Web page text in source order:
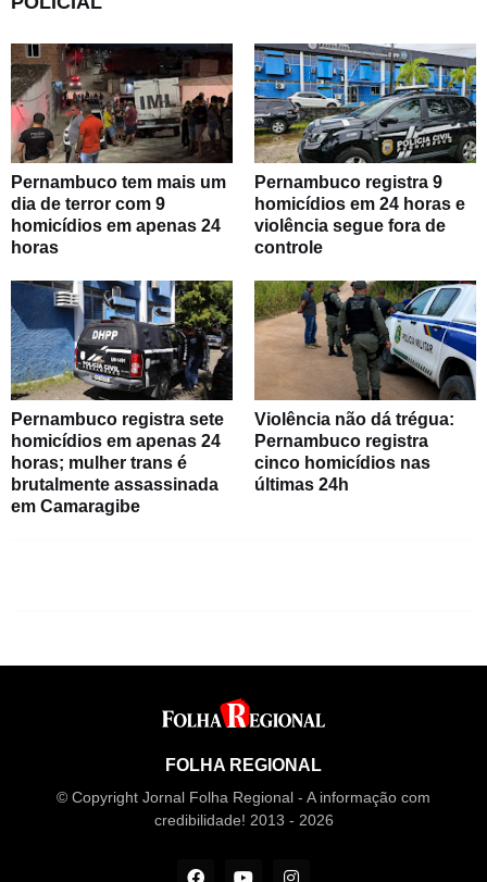
Pernambuco tem mais um
dia de terror com 9
homicídios em apenas 24
horas
Pernambuco registra 9
homicídios em 24 horas e
violência segue fora de
controle
Pernambuco registra sete
homicídios em apenas 24
horas; mulher trans é
brutalmente assassinada
em Camaragibe
Violência não dá trégua:
Pernambuco registra
cinco homicídios nas
últimas 24h
FOLHA REGIONAL
© Copyright Jornal Folha Regional - A informação com
credibilidade! 2013 - 2026